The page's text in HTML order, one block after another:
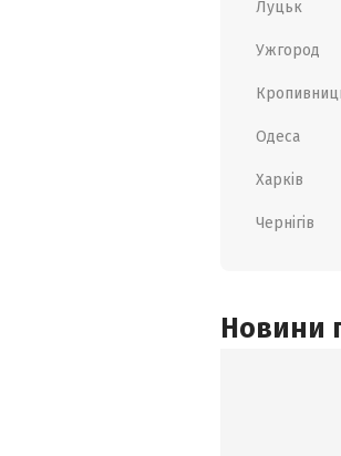
Луцьк
Ужгород
Одеса
Харків
Чернігів
Новини